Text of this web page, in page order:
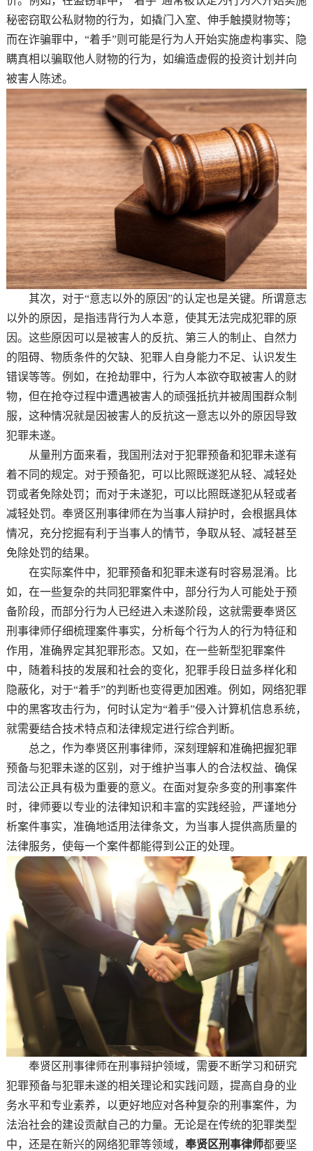
秘密窃取公私财物的行为，如撬门入室、伸手触摸财物等；
而在诈骗罪中，“着手”则可能是行为人开始实施虚构事实、隐
瞒真相以骗取他人财物的行为，如编造虚假的投资计划并向
被害人陈述。
其次，对于“意志以外的原因”的认定也是关键。所谓意志
以外的原因，是指违背行为人本意，使其无法完成犯罪的原
因。这些原因可以是被害人的反抗、第三人的制止、自然力
的阻碍、物质条件的欠缺、犯罪人自身能力不足、认识发生
错误等等。例如，在抢劫罪中，行为人本欲夺取被害人的财
物，但在抢夺过程中遭遇被害人的顽强抵抗并被周围群众制
服，这种情况就是因被害人的反抗这一意志以外的原因导致
犯罪未遂。
从量刑方面来看，我国刑法对于犯罪预备和犯罪未遂有
着不同的规定。对于预备犯，可以比照既遂犯从轻、减轻处
罚或者免除处罚；而对于未遂犯，可以比照既遂犯从轻或者
减轻处罚。奉贤区刑事律师在为当事人辩护时，会根据具体
情况，充分挖掘有利于当事人的情节，争取从轻、减轻甚至
免除处罚的结果。
在实际案件中，犯罪预备和犯罪未遂有时容易混淆。比
如，在一些复杂的共同犯罪案件中，部分行为人可能处于预
备阶段，而部分行为人已经进入未遂阶段，这就需要奉贤区
刑事律师仔细梳理案件事实，分析每个行为人的行为特征和
作用，准确界定其犯罪形态。又如，在一些新型犯罪案件
中，随着科技的发展和社会的变化，犯罪手段日益多样化和
隐蔽化，对于“着手”的判断也变得更加困难。例如，网络犯罪
中的黑客攻击行为，何时认定为“着手”侵入计算机信息系统，
就需要结合技术特点和法律规定进行综合判断。
总之，作为奉贤区刑事律师，深刻理解和准确把握犯罪
预备与犯罪未遂的区别，对于维护当事人的合法权益、确保
司法公正具有极为重要的意义。在面对复杂多变的刑事案件
时，律师要以专业的法律知识和丰富的实践经验，严谨地分
析案件事实，准确地适用法律条文，为当事人提供高质量的
法律服务，使每一个案件都能得到公正的处理。
奉贤区刑事律师在刑事辩护领域，需要不断学习和研究
犯罪预备与犯罪未遂的相关理论和实践问题，提高自身的业
务水平和专业素养，以更好地应对各种复杂的刑事案件，为
法治社会的建设贡献自己的力量。无论是在传统的犯罪类型
中，还是在新兴的网络犯罪等领域， 奉贤区刑事律师都要坚